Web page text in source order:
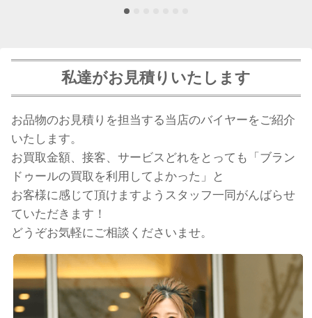
私達がお見積りいたします
お品物のお見積りを担当する当店のバイヤーをご紹介
いたします。
お買取金額、接客、サービスどれをとっても「ブラン
ドゥールの買取を利用してよかった」と
お客様に感じて頂けますようスタッフ一同がんばらせ
ていただきます！
どうぞお気軽にご相談くださいませ。